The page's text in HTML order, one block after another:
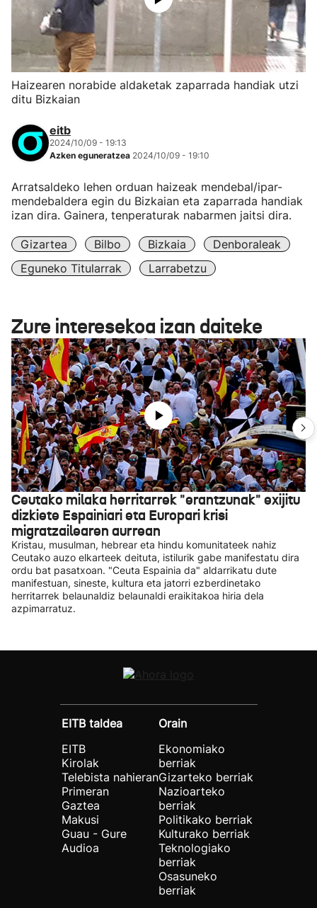
Haizearen norabide aldaketak zaparrada handiak utzi
ditu Bizkaian
eitb
2024/10/09 - 19:13
Azken eguneratzea 2024/10/09 - 19:10
Arratsaldeko lehen orduan haizeak mendebal/ipar-
mendebaldera egin du Bizkaian eta zaparrada handiak
izan dira. Gainera, tenperaturak nabarmen jaitsi dira.
Gizartea Bilbo Bizkaia
Denboraleak
Eguneko Titularrak
Larrabetzu
Zure interesekoa izan daiteke
Ceutako milaka herritarrek "erantzunak" exijitu
dizkiete Espainiari eta Europari krisi
migratzailearen aurrean
Kristau, musulman, hebrear eta hindu komunitateek nahiz
Ceutako auzo elkarteek deituta, istilurik gabe manifestatu dira
ordu bat pasatxoan. "Ceuta Espainia da" aldarrikatu dute
manifestuan, sineste, kultura eta jatorri ezberdinetako
herritarrek belaunaldiz belaunaldi eraikitakoa hiria dela
azpimarratuz.
EITB taldea
EITB
Kirolak
Telebista nahieran
Primeran
Gaztea
Makusi
Guau - Gure
Audioa
Orain
Ekonomiako
berriak
Gizarteko berriak
Nazioarteko
berriak
Politikako berriak
Kulturako berriak
Teknologiako
berriak
Osasuneko
berriak